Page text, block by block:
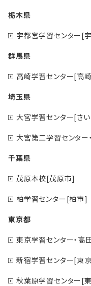
栃木県
宇都宮学習センター[
群馬県
高崎学習センター[高
埼玉県
大宮学習センター[さ
大宮第二学習センター
千葉県
茂原本校[茂原市]
柏学習センター[柏市]
東京都
東京学習センター・
新宿学習センター[東
秋葉原学習センター[